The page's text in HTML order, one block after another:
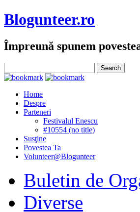
Blogunteer.ro
Împreună spunem
Home
Despre
Parteneri
Festivalul Enescu
#10554 (no title)
Susţine
Povestea Ta
Volunteer@Blogunteer
Buletin de
Diverse